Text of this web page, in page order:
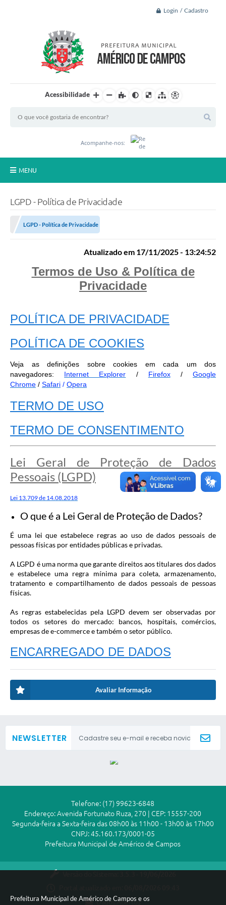
Prefeitura Municipal de Américo de Campos e os
Login / Cadastro
Acessibilidade
Acompanhe-nos:
MENU
OUVIDORIAS
Serviços Online
PUBLICIDADE DOS AGENDAMENTOS DOS CENTROS
COMUNITÁRIOS
Audiências Públicas
Estrutura Administrativa e Competências
Notícias
Sugestões ao Orçamento Municipal
Perguntas e Respostas Mais Frequentes
Arquivos para Download
Estatísticas
Legislação
Galeria de Fotos
Editais
Telefones Úteis
Fale Conosco
LGPD - Política de Privacidade
LGPD - Política de Privacidade
LGPD - Política de Privacidade
Atualizado em 17/11/2025 - 13:24:52
Termos de Uso & Política de
Privacidade
POLÍTICA DE PRIVACIDADE
POLÍTICA DE COOKIES
Veja as definições sobre cookies em cada um dos
navegadores: Internet Explorer / Firefox/Google
Chrome / Safari / Opera
TERMO DE USO
TERMO DE CONSENTIMENTO
Lei Geral de Proteção de Dados
Pessoais (LGPD)
Lei 13.709 de 14.08.2018
O que é a Lei Geral de Proteção de Dados?
É uma lei que estabelece regras ao uso de dados pessoais de
pessoas físicas por entidades públicas e privadas.
A LGPD é uma norma que garante direitos aos titulares dos dados
e estabelece uma regra mínima para coleta, armazenamento,
tratamento e compartilhamento de dados pessoais de pessoas
físicas.
As regras estabelecidas pela LGPD devem ser observadas por
todos os setores do mercado: bancos, hospitais, comércios,
empresas de e-commerce e também o setor público.
ENCARREGADO DE DADOS
Avaliar Informação
NEWSLETTER
Telefone: (17) 99623-6848
Endereço: Avenida Fortunato Ruza, 270 | CEP: 15557-200
Segunda-feira a Sexta-feira das 08h00 às 11h00 - 13h00 às 17h00
CNPJ: 45.160.173/0001-05
Prefeitura Municipal de Américo de Campos
Dados Abertos